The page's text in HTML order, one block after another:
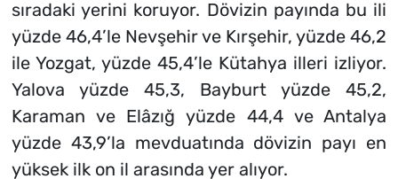
sıradaki yerini koruyor. Dövizin payında bu ili
yüzde 46,4’le Nevşehir ve Kırşehir, yüzde 46,2
ile Yozgat, yüzde 45,4’le Kütahya illeri izliyor.
Yalova yüzde 45,3, Bayburt yüzde 45,2,
Karaman ve Elâzığ yüzde 44,4 ve Antalya
yüzde 43,9’la mevduatında dövizin payı en
yüksek ilk on il arasında yer alıyor.